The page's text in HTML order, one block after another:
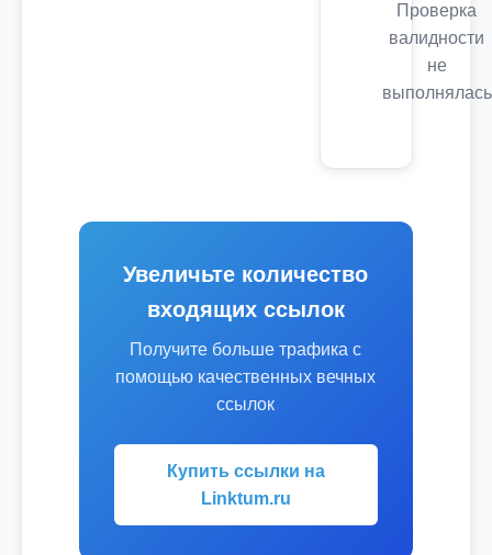
Проверка
валидности
не
выполнялась
Увеличьте количество
входящих ссылок
Получите больше трафика с
помощью качественных вечных
ссылок
Купить ссылки на
Linktum.ru